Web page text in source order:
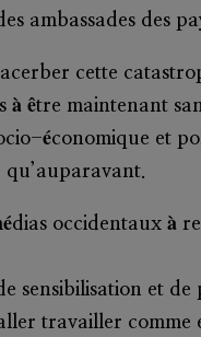
ambassades des
cette
à être maintenant
économique et
occidentaux à
sensibilisation et
travailler comme